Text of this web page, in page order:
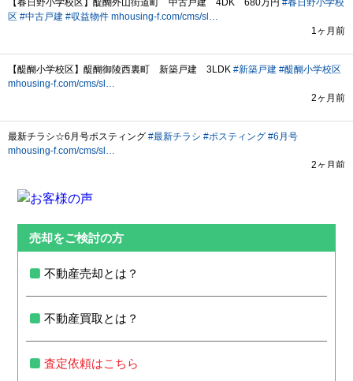
売却をご検討の方
不動産売却とは？
不動産買取とは？
査定依頼はこちら